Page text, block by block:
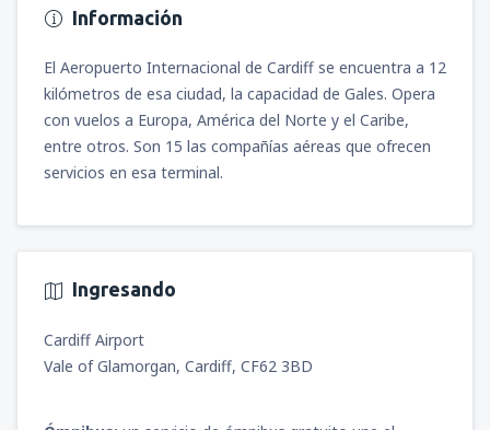
(MGA)
A PARTIR DE: 547 USD
Información
El Aeropuerto Internacional de Cardiff se encuentra a 12
kilómetros de esa ciudad, la capacidad de Gales. Opera
con vuelos a Europa, América del Norte y el Caribe,
entre otros. Son 15 las compañías aéreas que ofrecen
servicios en esa terminal.
Ingresando
Cardiff Airport
Vale of Glamorgan, Cardiff, CF62 3BD